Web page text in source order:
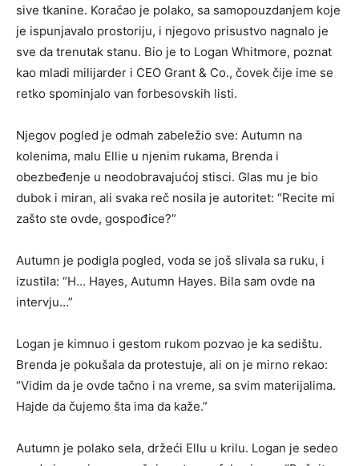
sive tkanine. Koračao je polako, sa samopouzdanjem koje
je ispunjavalo prostoriju, i njegovo prisustvo nagnalo je
sve da trenutak stanu. Bio je to Logan Whitmore, poznat
kao mladi milijarder i CEO Grant & Co., čovek čije ime se
retko spominjalo van forbesovskih listi.
Njegov pogled je odmah zabeležio sve: Autumn na
kolenima, malu Ellie u njenim rukama, Brenda i
obezbeđenje u neodobravajućoj stisci. Glas mu je bio
dubok i miran, ali svaka reč nosila je autoritet: “Recite mi
zašto ste ovde, gospođice?”
Autumn je podigla pogled, voda se još slivala sa ruku, i
izustila: “H… Hayes, Autumn Hayes. Bila sam ovde na
intervju…”
Logan je kimnuo i gestom rukom pozvao je ka sedištu.
Brenda je pokušala da protestuje, ali on je mirno rekao:
“Vidim da je ovde tačno i na vreme, sa svim materijalima.
Hajde da čujemo šta ima da kaže.”
Autumn je polako sela, držeći Ellu u krilu. Logan je sedeo